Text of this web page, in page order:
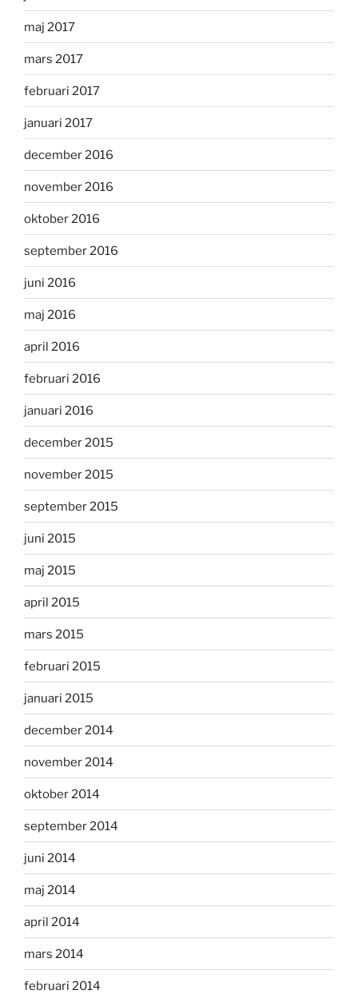
maj 2017
mars 2017
februari 2017
januari 2017
december 2016
november 2016
oktober 2016
september 2016
juni 2016
maj 2016
april 2016
februari 2016
januari 2016
december 2015
november 2015
september 2015
juni 2015
maj 2015
april 2015
mars 2015
februari 2015
januari 2015
december 2014
november 2014
oktober 2014
september 2014
juni 2014
maj 2014
april 2014
mars 2014
februari 2014